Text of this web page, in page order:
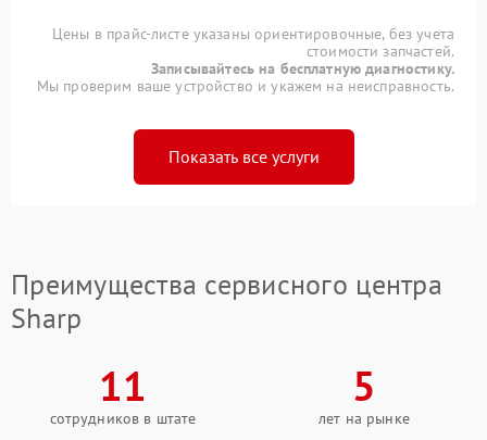
Цены в прайс-листе указаны ориентировочные, без учета
стоимости запчастей.
Записывайтесь на бесплатную диагностику.
Мы проверим ваше устройство и укажем на неисправность.
Показать все услуги
Преимущества сервисного центра
Sharp
11
сотрудников в штате
5
лет на рынке